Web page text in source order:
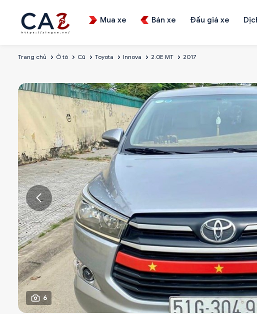
Mua xe Bán xe Đấu giá xe
Trang chủ Ô tô Cũ Toyota Innova 2.0E MT 2017
6